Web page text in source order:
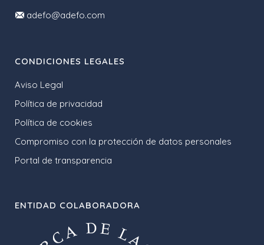
adefo@adefo.com
CONDICIONES LEGALES
Aviso Legal
Política de privacidad
Política de cookies
Compromiso con la protección de datos personales
Portal de transparencia
ENTIDAD COLABORADORA